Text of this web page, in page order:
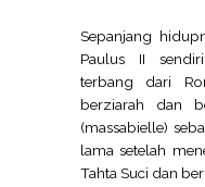
Sepanjang
Paulus II
terbang dari
berziarah dan
(massabielle)
lama setelah
Tahta Suci dan